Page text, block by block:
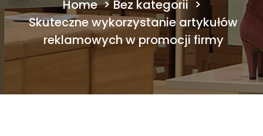
Home>Bez kategorii >
Skuteczne wykorzystanie artykułów
reklamowych w promocji firmy